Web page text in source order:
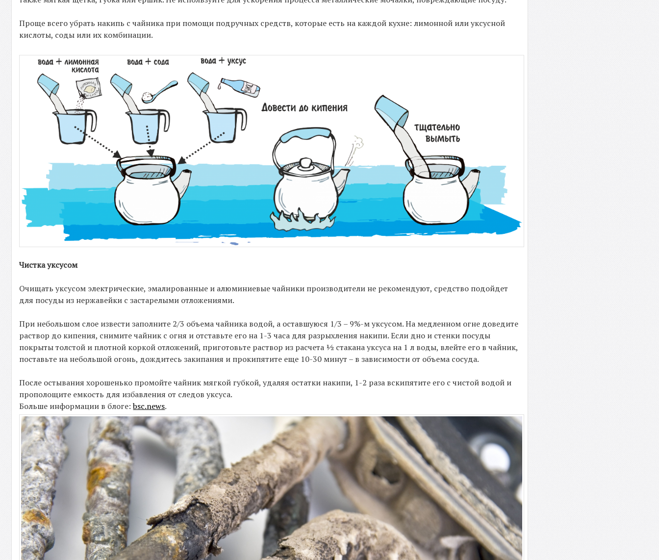
Проще всего убрать накипь с чайника при помощи подручных средств, которые есть на каждой кухне: лимонной или уксусной
кислоты, соды или их комбинации.
Чистка уксусом
Очищать уксусом электрические, эмалированные и алюминиевые чайники производители не рекомендуют, средство подойдет
для посуды из нержавейки с застарелыми отложениями.
При небольшом слое извести заполните 2/3 объема чайника водой, а оставшуюся 1/3 – 9%-м уксусом. На медленном огне доведите
раствор до кипения, снимите чайник с огня и отставьте его на 1-3 часа для разрыхления накипи. Если дно и стенки посуды
покрыты толстой и плотной коркой отложений, приготовьте раствор из расчета ½ стакана уксуса на 1 л воды, влейте его в чайник,
поставьте на небольшой огонь, дождитесь закипания и прокипятите еще 10-30 минут – в зависимости от объема сосуда.
После остывания хорошенько промойте чайник мягкой губкой, удаляя остатки накипи, 1-2 раза вскипятите его с чистой водой и
прополощите емкость для избавления от следов уксуса.
Больше информации в блоге:bsc.news.